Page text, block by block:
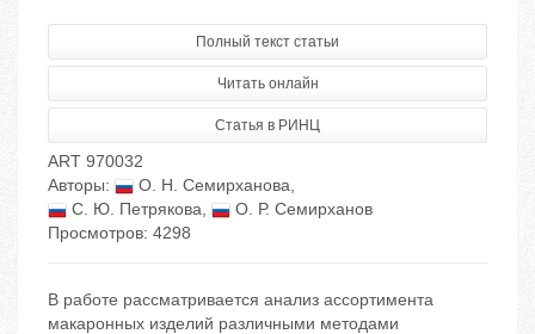
Полный текст статьи
Читать онлайн
Статья в РИНЦ
ART 970032
Авторы:
О. Н. Семирханова,
С. Ю. Петрякова,
О. Р. Семирханов
Просмотров: 4298
В работе рассматривается анализ ассортимента
макаронных изделий различными методами